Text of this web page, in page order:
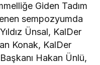
Giden Tadım
sempozyumda
Ünsal, KalDer
Konak, KalDer
Hakan Ünlü,